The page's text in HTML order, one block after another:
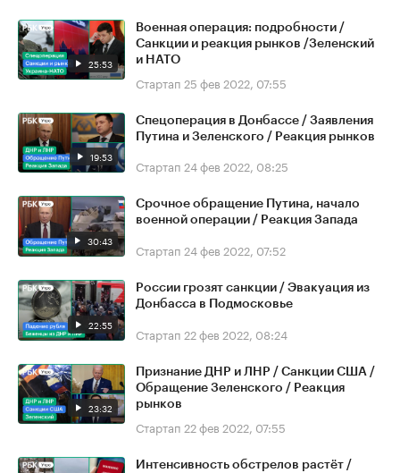
25:53
Военная операция: подробности /
Санкции и реакция рынков /Зеленский
и НАТО
Стартап 25 фев 2022, 07:55
19:53
Спецоперация в Донбассе / Заявления
Путина и Зеленского / Реакция рынков
Стартап 24 фев 2022, 08:25
30:43
Срочное обращение Путина, начало
военной операции / Реакция Запада
Стартап 24 фев 2022, 07:52
22:55
России грозят санкции / Эвакуация из
Донбасса в Подмосковье
Стартап 22 фев 2022, 08:24
23:32
Признание ДНР и ЛНР / Санкции США /
Обращение Зеленского / Реакция
рынков
Стартап 22 фев 2022, 07:55
Интенсивность обстрелов растёт /